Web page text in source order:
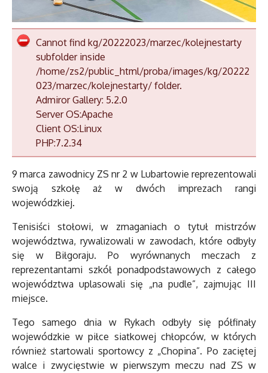
Cannot find kg/20222023/marzec/kolejnestarty
subfolder inside
/home/zs2/public_html/proba/images/kg/20222
023/marzec/kolejnestarty/ folder.
Admiror Gallery: 5.2.0
Server OS:Apache
Client OS:Linux
PHP:7.2.34
9 marca zawodnicy ZS nr 2 w Lubartowie reprezentowali
swoją szkołę aż w dwóch imprezach rangi
wojewódzkiej.
Tenisiści stołowi, w zmaganiach o tytuł mistrzów
województwa, rywalizowali w zawodach, które odbyły
się w Biłgoraju. Po wyrównanych meczach z
reprezentantami szkół ponadpodstawowych z całego
województwa uplasowali się „na pudle”, zajmując III
miejsce.
Tego samego dnia w Rykach odbyły się półfinały
wojewódzkie w piłce siatkowej chłopców, w których
również startowali sportowcy z „Chopina”. Po zaciętej
walce i zwycięstwie w pierwszym meczu nad ZS w